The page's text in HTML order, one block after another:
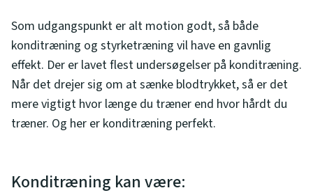
Som udgangspunkt er alt motion godt, så både
konditræning og styrketræning vil have en gavnlig
effekt. Der er lavet flest undersøgelser på konditræning.
Når det drejer sig om at sænke blodtrykket, så er det
mere vigtigt hvor længe du træner end hvor hårdt du
træner. Og her er konditræning perfekt.
Konditræning kan være: